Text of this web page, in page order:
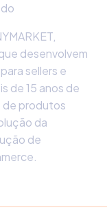
desenvolvem
sellers e
de 15 anos de
de produtos
da
de